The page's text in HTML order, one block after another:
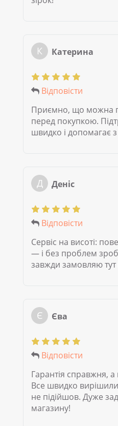
К Катерина
Відповісти
Приємно, що можна
перед покупкою.
швидко і допомагає
Д Деніс
Відповісти
Сервіс на висоті:
— і без проблем
завжди замовляю тут
Є Єва
Відповісти
Гарантія справжня,
Все швидко
не підійшов. Дуже
магазину!